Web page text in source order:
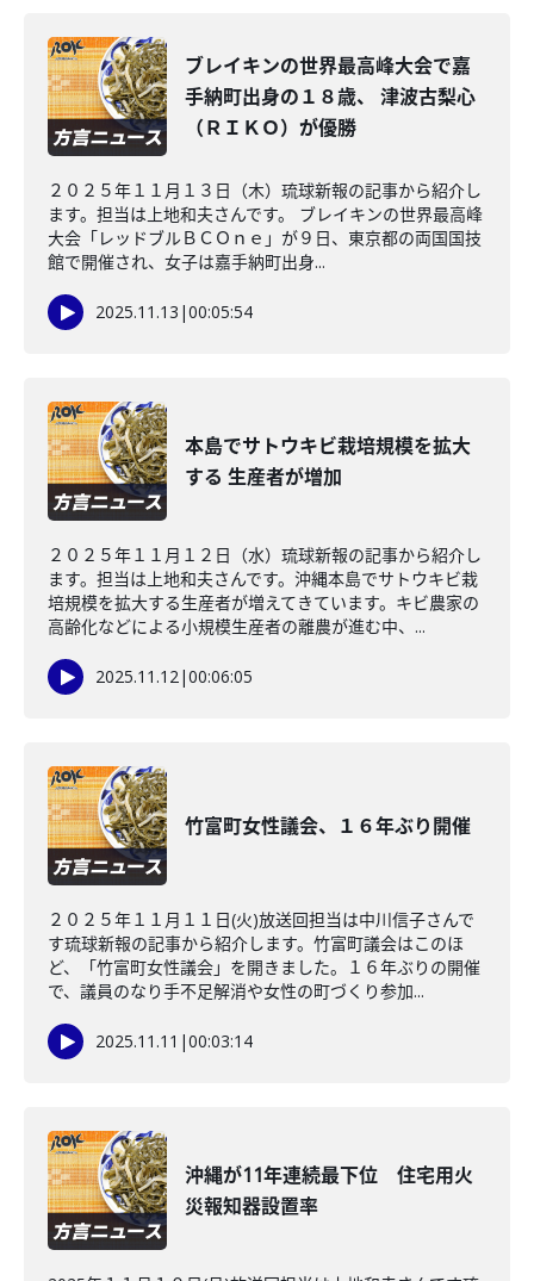
ブレイキンの世界最高峰大会で嘉
手納町出身の１８歳、 津波古梨心
（ＲＩＫＯ）が優勝
２０２５年１１月１３日（木）琉球新報の記事から紹介し
ます。担当は上地和夫さんです。 ブレイキンの世界最高峰
大会「レッドブルＢＣＯｎｅ」が９日、東京都の両国国技
館で開催され、女子は嘉手納町出身...
2025.11.13 |00:05:54
本島でサトウキビ栽培規模を拡大
する 生産者が増加
２０２５年１１月１２日（水）琉球新報の記事から紹介し
ます。担当は上地和夫さんです。沖縄本島でサトウキビ栽
培規模を拡大する生産者が増えてきています。キビ農家の
高齢化などによる小規模生産者の離農が進む中、...
2025.11.12|00:06:05
竹富町女性議会、１６年ぶり開催
２０２５年１１月１１日(火)放送回担当は中川信子さんで
す琉球新報の記事から紹介します。竹富町議会はこのほ
ど、「竹富町女性議会」を開きました。１６年ぶりの開催
で、議員のなり手不足解消や女性の町づくり参加...
2025.11.11 |00:03:14
沖縄が11年連続最下位 住宅用火
災報知器設置率